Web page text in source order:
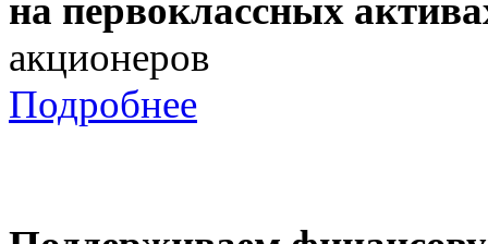
на первоклассных
акционеров
Подробнее